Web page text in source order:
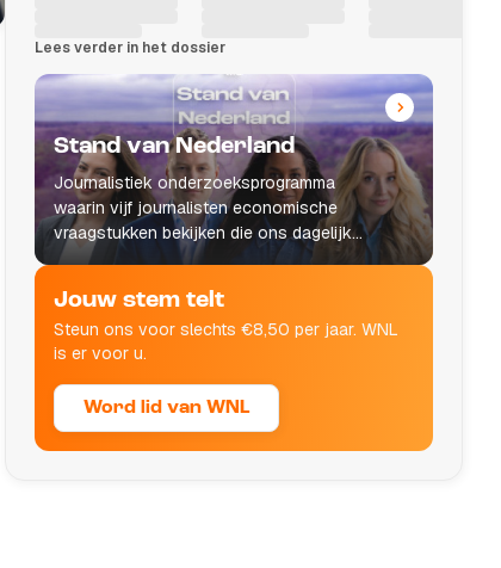
Lees verder in het dossier
Stand van Nederland
Journalistiek onderzoeksprogramma
waarin vijf journalisten economische
vraagstukken bekijken die ons dagelijks
leven raken.
Jouw stem telt
Steun ons voor slechts €8,50 per jaar. WNL
is er voor u.
Word lid van WNL